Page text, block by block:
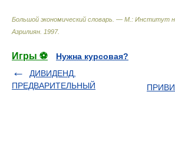
Большой экономический словарь. — М.: Институт
Азрилиян 1997.
Игры ⚽
Нужна курсовая?
ДИВИДЕНД,
ПРЕДВАРИТЕЛЬНЫЙ